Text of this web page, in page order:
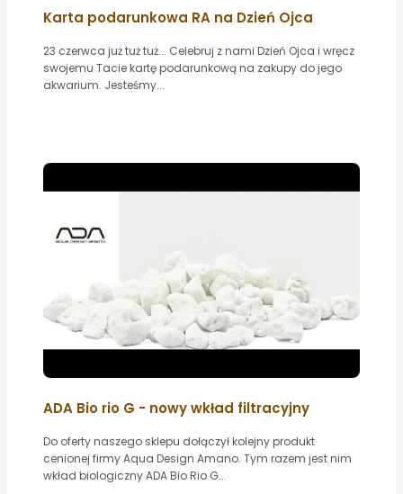
Karta podarunkowa RA na Dzień Ojca
23 czerwca już tuż tuż... Celebruj z nami Dzień Ojca i wręcz
swojemu Tacie kartę podarunkową na zakupy do jego
akwarium. Jesteśmy...
ADA Bio rio G - nowy wkład filtracyjny
Do oferty naszego sklepu dołączył kolejny produkt
cenionej firmy Aqua Design Amano. Tym razem jest nim
wkład biologiczny ADA Bio Rio G...